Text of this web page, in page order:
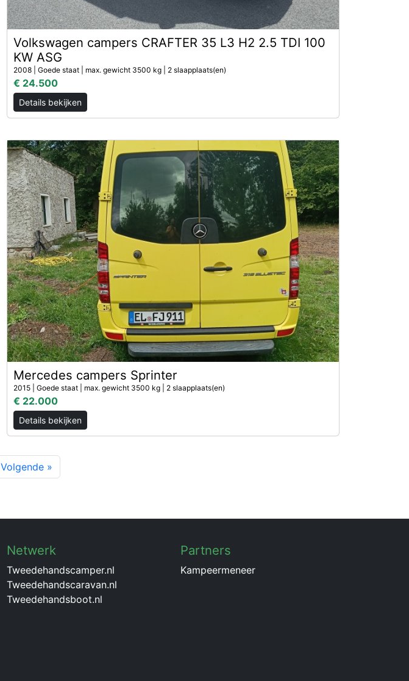
Volkswagen campers CRAFTER 35 L3 H2 2.5 TDI 100
KW ASG
2008 | Goede staat | max. gewicht 3500 kg | 2 slaapplaats(en)
€ 24.500
Details bekijken
Mercedes campers Sprinter
2015 | Goede staat | max. gewicht 3500 kg | 2 slaapplaats(en)
€ 22.000
Details bekijken
Volgende »
Netwerk
Tweedehandscamper.nl
Tweedehandscaravan.nl
Tweedehandsboot.nl
Partners
Kampeermeneer